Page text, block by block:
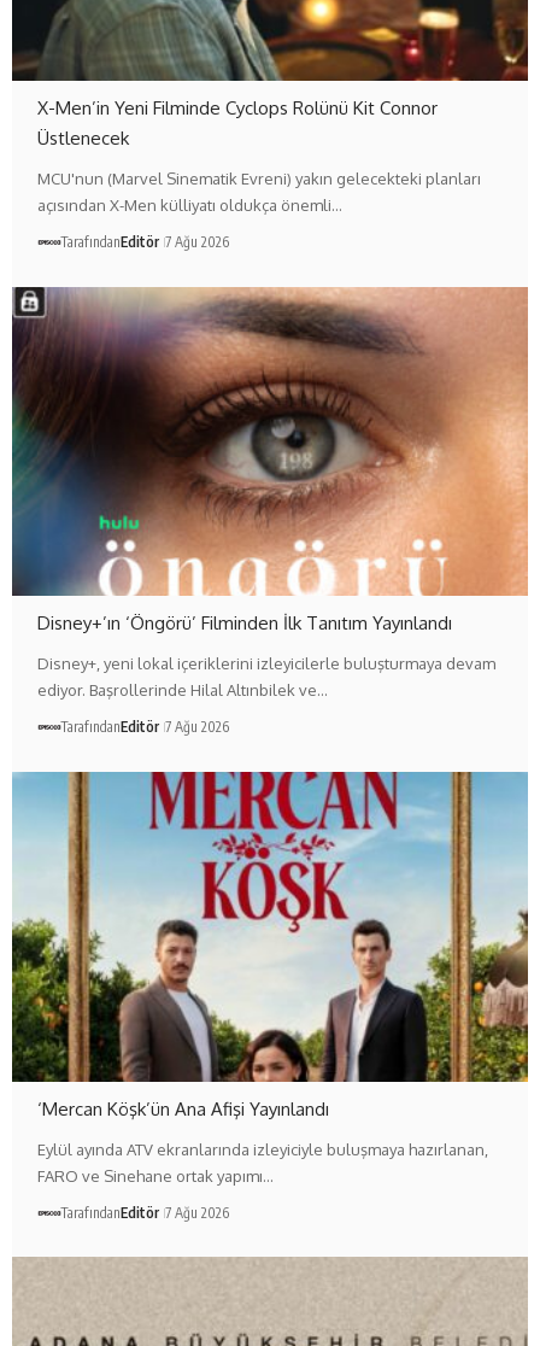
X-Men’in Yeni Filminde Cyclops Rolünü Kit Connor
Üstlenecek
MCU'nun (Marvel Sinematik Evreni) yakın gelecekteki planları
açısından X-Men külliyatı oldukça önemli…
TarafındanEditör 7 Ağu 2026
Disney+’ın ‘Öngörü’ Filminden İlk Tanıtım Yayınlandı
Disney+, yeni lokal içeriklerini izleyicilerle buluşturmaya devam
ediyor. Başrollerinde Hilal Altınbilek ve…
TarafındanEditör 7 Ağu 2026
‘Mercan Köşk’ün Ana Afişi Yayınlandı
Eylül ayında ATV ekranlarında izleyiciyle buluşmaya hazırlanan,
FARO ve Sinehane ortak yapımı…
TarafındanEditör 7 Ağu 2026